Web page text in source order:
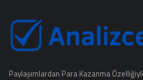
Paylaşımlardan Para Kazanma